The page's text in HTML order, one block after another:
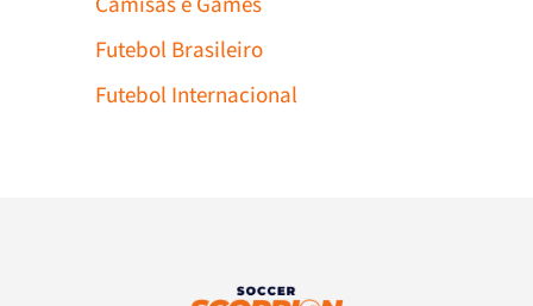
Futebol Brasileiro
Futebol Internacional